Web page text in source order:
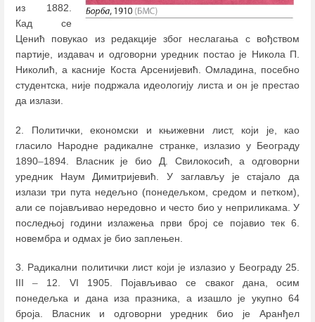
из 1882.
Кад се
Ценић повукао из редакције због неслагања с вођством
партије, издавач и одговорни уредник постао је Никола П.
Николић, а касније Коста Арсенијевић. Омладина, посебно
студентска, није подржала идеологију листа и он је престао
да излази.
2. Политички, економски и књижевни лист, који је, као
гласило Народне радикалне странке, излазио у Београду
1890–1894. Власник је био Д. Свилокосић, а одговорни
уредник Наум Димитријевић. У заглављу је стајало да
излази три пута недељно (понедељком, средом и петком),
али се појављивао нередовно и често био у неприликама. У
последњој години излажења први број се појавио тек 6.
новембра и одмах је био заплењен.
3. Радикални политички лист који је излазио у Београду 25.
III– 12. VI 1905. Појављивао се сваког дана, осим
понедељка и дана иза празника, а изашло је укупно 64
броја. Власник и одговорни уредник био је Аранђел